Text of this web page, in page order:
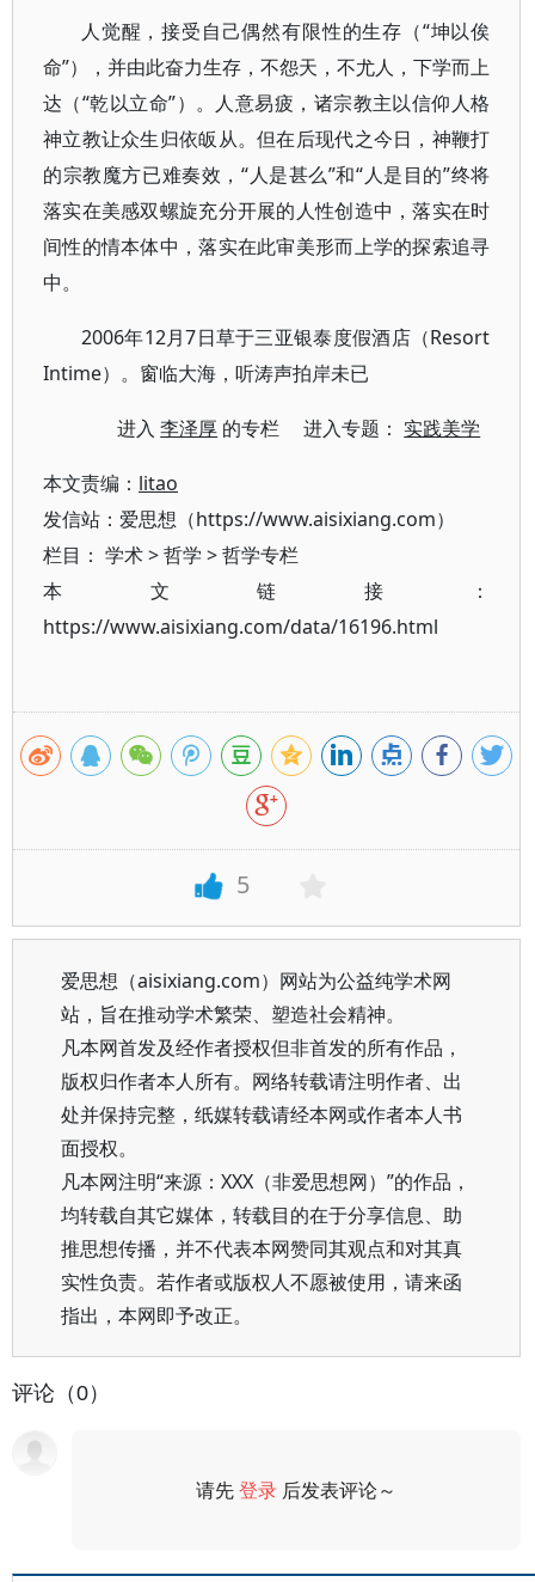
人觉醒，接受自己偶然有限性的生存（“坤以俟
命”），并由此奋力生存，不怨天，不尤人，下学而上
达（“乾以立命”）。人意易疲，诸宗教主以信仰人格
神立教让众生归依皈从。但在后现代之今日，神鞭打
的宗教魔方已难奏效，“人是甚么”和“人是目的”终将
落实在美感双螺旋充分开展的人性创造中，落实在时
间性的情本体中，落实在此审美形而上学的探索追寻
中。
2006年12月7日草于三亚银泰度假酒店（Resort
Intime）。窗临大海，听涛声拍岸未已
进入李泽厚 的专栏 进入专题： 实践美学
本文责编： litao
发信站：爱思想（https://www.aisixiang.com）
栏目： 学术>哲学 >哲学专栏
本文链接：
https://www.aisixiang.com/data/16196.html
5
爱思想（aisixiang.com）网站为公益纯学术网
站，旨在推动学术繁荣、塑造社会精神。
凡本网首发及经作者授权但非首发的所有作品，
版权归作者本人所有。网络转载请注明作者、出
处并保持完整，纸媒转载请经本网或作者本人书
面授权。
凡本网注明“来源：XXX（非爱思想网）”的作品，
均转载自其它媒体，转载目的在于分享信息、助
推思想传播，并不代表本网赞同其观点和对其真
实性负责。若作者或版权人不愿被使用，请来函
指出，本网即予改正。
评论（0）
请先登录 后发表评论～